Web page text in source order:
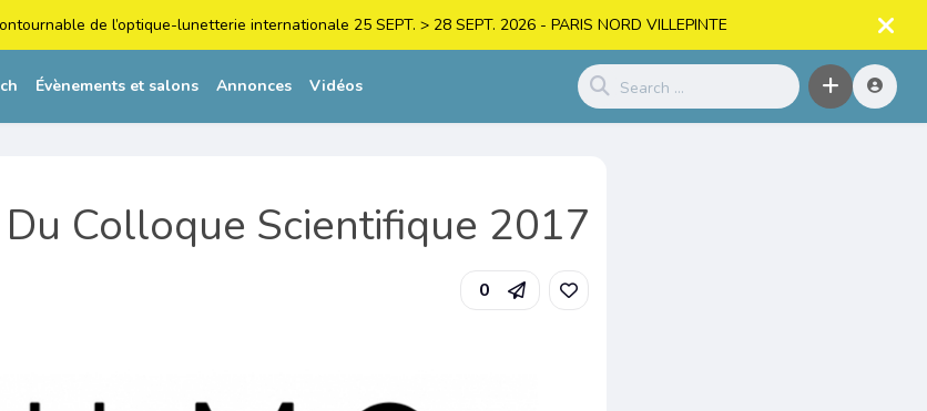
de l’optique-lunetterie internationale 25 SEPT. > 28 SEPT. 2026 - PARIS NORD VILLEPINTE
Évènements et salons Annonces Vidéos
Colloque Scientifique 2017
0